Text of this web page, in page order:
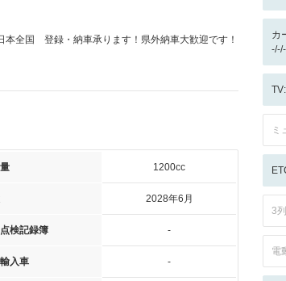
全国 登録・納車承ります！県外納車大歓迎です！
1200cc
2028年6月
検記録簿 -
入車 -
カ
ミ
3
電